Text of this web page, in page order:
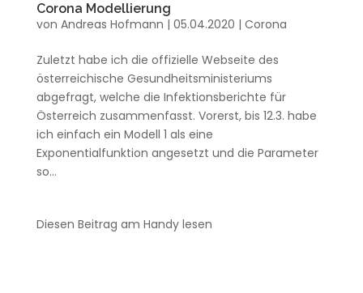
Corona Modellierung
von Andreas Hofmann | 05.04.2020 | Corona
Zuletzt habe ich die offizielle Webseite des
österreichische Gesundheitsministeriums
abgefragt, welche die Infektionsberichte für
Österreich zusammenfasst. Vorerst, bis 12.3. habe
ich einfach ein Modell 1 als eine
Exponentialfunktion angesetzt und die Parameter
so...
Diesen Beitrag am Handy lesen